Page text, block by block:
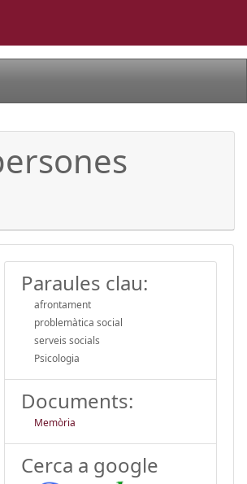
Paraules clau:
afrontament
problemàtica social
serveis socials
Psicologia
Documents:
Memòria
Cerca a google